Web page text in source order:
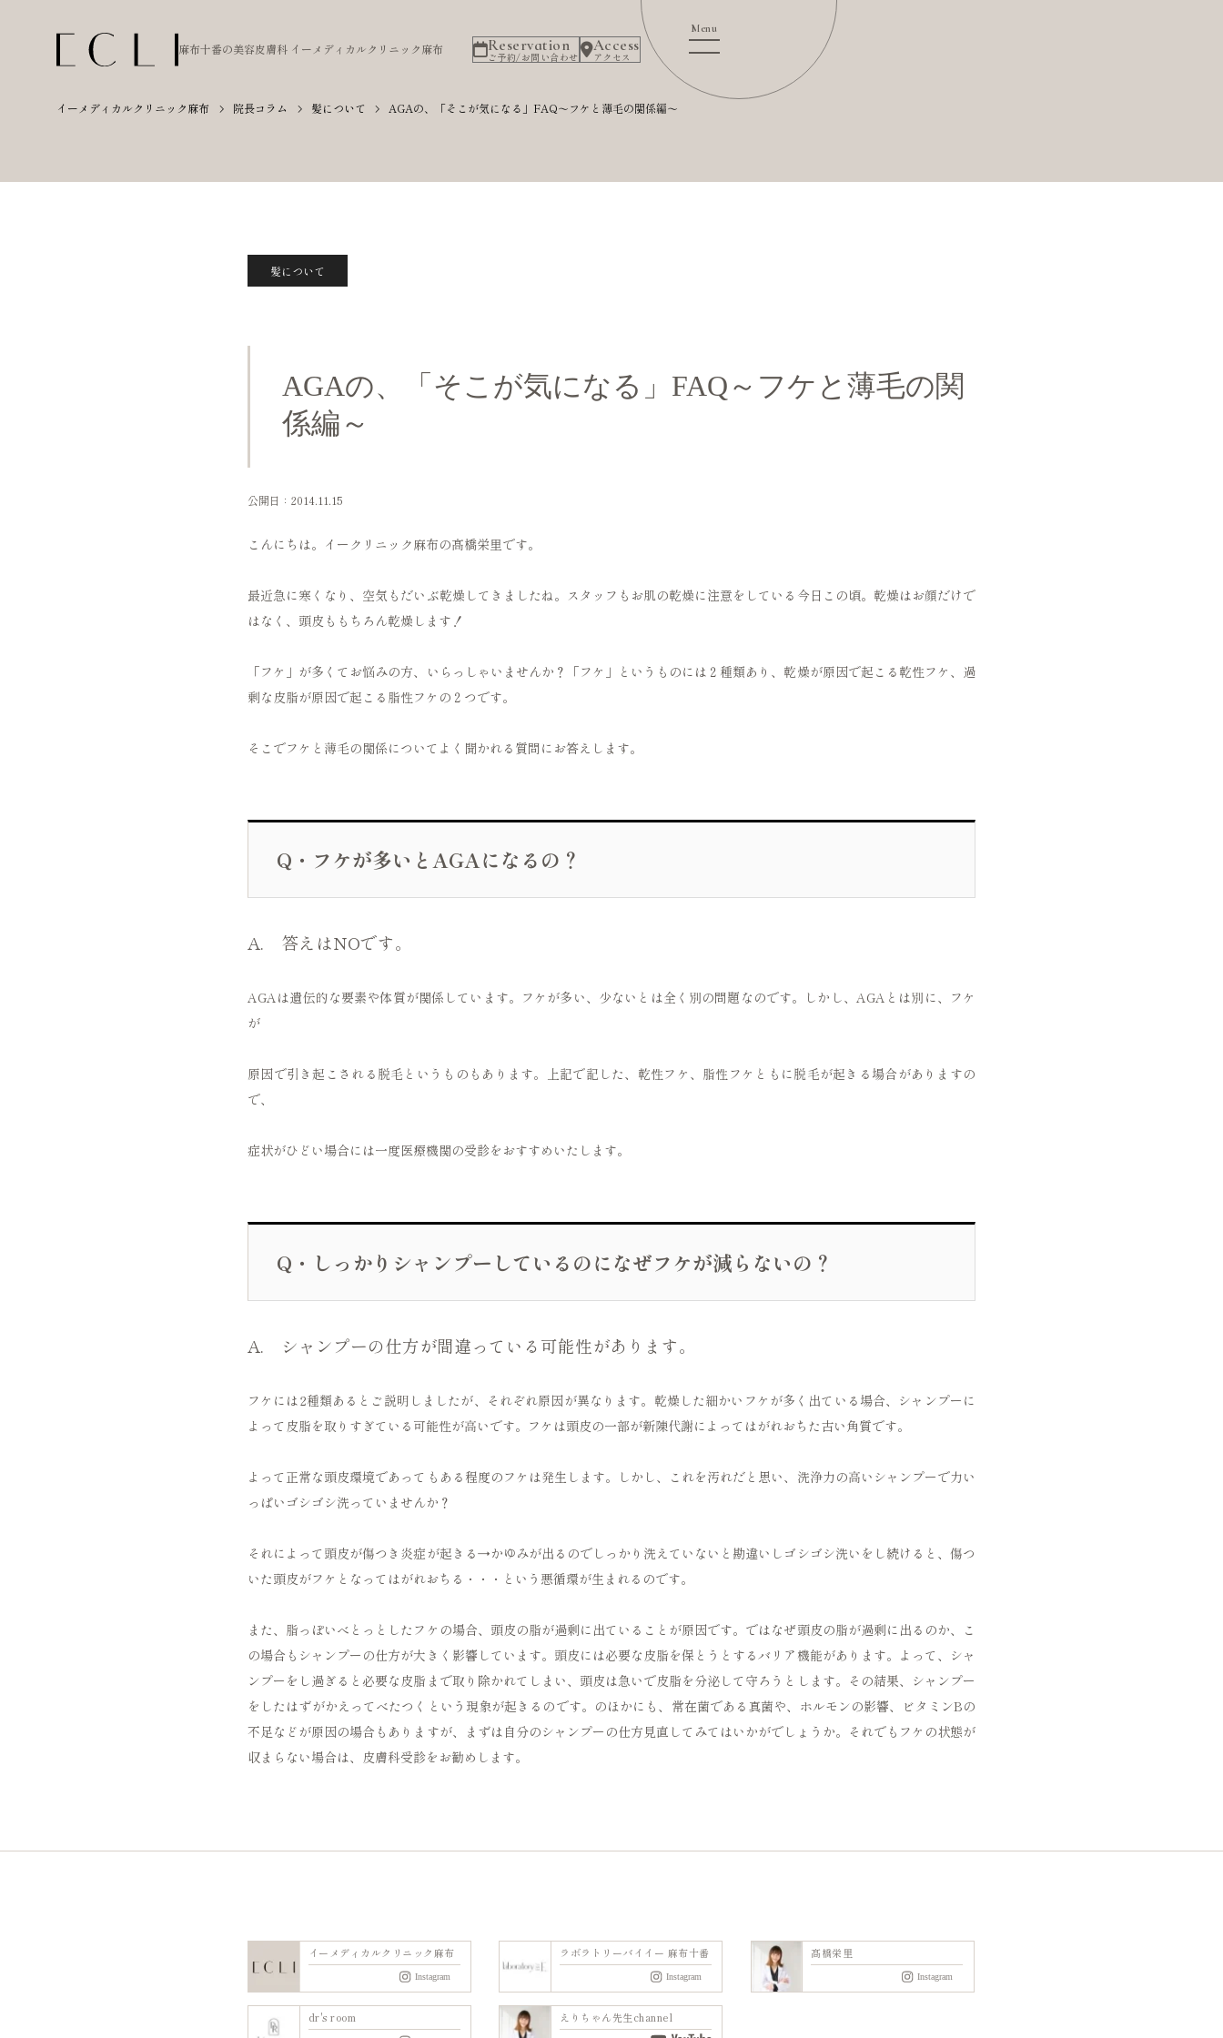
麻布十番の美容皮膚科 イーメディカルクリニック麻布 Reservation
ご予約/お問い合わせ
Access
アクセス
イーメディカルクリニック麻布 院長コラム 髪について AGAの、「そこが気になる」FAQ～フケと薄毛の関係編～
髪について
AGAの、「そこが気になる」FAQ～フケと薄毛の関
係編～
公開日：2014.11.15
こんにちは。イークリニック麻布の髙橋栄里です。
最近急に寒くなり、空気もだいぶ乾燥してきましたね。スタッフもお肌の乾燥に注意をしている今日この頃。乾燥はお顔だけで
はなく、頭皮ももちろん乾燥します！
「フケ」が多くてお悩みの方、いらっしゃいませんか？「フケ」というものには２種類あり、乾燥が原因で起こる乾性フケ、過
剰な皮脂が原因で起こる脂性フケの２つです。
そこでフケと薄毛の関係についてよく聞かれる質問にお答えします。
Q・フケが多いとAGAになるの？
A. 答えはNOです。
AGAは遺伝的な要素や体質が関係しています。フケが多い、少ないとは全く別の問題なのです。しかし、AGAとは別に、フケ
が
原因で引き起こされる脱毛というものもあります。上記で記した、乾性フケ、脂性フケともに脱毛が起きる場合がありますの
で、
症状がひどい場合には一度医療機関の受診をおすすめいたします。
Q・しっかりシャンプーしているのになぜフケが減らないの？
A. シャンプーの仕方が間違っている可能性があります。
フケには2種類あるとご説明しましたが、それぞれ原因が異なります。乾燥した細かいフケが多く出ている場合、シャンプーに
よって皮脂を取りすぎている可能性が高いです。フケは頭皮の一部が新陳代謝によってはがれおちた古い角質です。
よって正常な頭皮環境であってもある程度のフケは発生します。しかし、これを汚れだと思い、洗浄力の高いシャンプーで力い
っぱいゴシゴシ洗っていませんか？
それによって頭皮が傷つき炎症が起きる→かゆみが出るのでしっかり洗えていないと勘違いしゴシゴシ洗いをし続けると、傷つ
いた頭皮がフケとなってはがれおちる・・・という悪循環が生まれるのです。
また、脂っぽいべとっとしたフケの場合、頭皮の脂が過剰に出ていることが原因です。ではなぜ頭皮の脂が過剰に出るのか、こ
の場合もシャンプーの仕方が大きく影響しています。頭皮には必要な皮脂を保とうとするバリア機能があります。よって、シャ
ンプーをし過ぎると必要な皮脂まで取り除かれてしまい、頭皮は急いで皮脂を分泌して守ろうとします。その結果、シャンプー
をしたはずがかえってべたつくという現象が起きるのです。のほかにも、常在菌である真菌や、ホルモンの影響、ビタミンBの
不足などが原因の場合もありますが、まずは自分のシャンプーの仕方見直してみてはいかがでしょうか。それでもフケの状態が
収まらない場合は、皮膚科受診をお勧めします。
イーメディカルクリニック麻布 ラボラトリーバイイー 麻布十番 髙橋栄里
dr's room えりちゃん先生channel